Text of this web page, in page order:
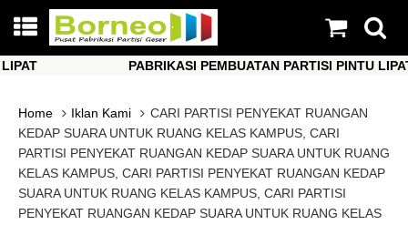
PABRIKASI PEMBUATAN PARTISI PINTU LIPAT
Home
Iklan Kami
CARI PARTISI PENYEKAT RUANGAN
KEDAP SUARA UNTUK RUANG KELAS KAMPUS, CARI
PARTISI PENYEKAT RUANGAN KEDAP SUARA UNTUK RUANG
KELAS KAMPUS, CARI PARTISI PENYEKAT RUANGAN KEDAP
SUARA UNTUK RUANG KELAS KAMPUS, CARI PARTISI
PENYEKAT RUANGAN KEDAP SUARA UNTUK RUANG KELAS